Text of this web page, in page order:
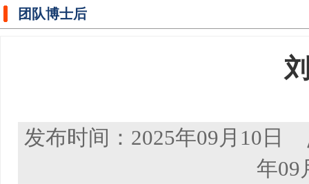
团队博士后
发布时间：2025年09月10日
年09